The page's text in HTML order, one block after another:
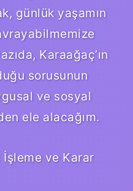
günlük yaşamın
Karaağaç’ın
sorusunun
ve sosyal
ele alacağım.
ve Karar